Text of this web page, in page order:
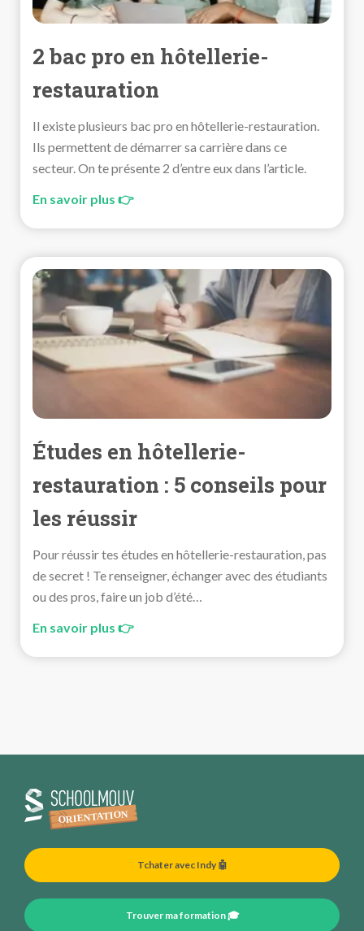
2 bac pro en hôtellerie-
restauration
Il existe plusieurs bac pro en hôtellerie-restauration.
Ils permettent de démarrer sa carrière dans ce
secteur. On te présente 2 d’entre eux dans l’article.
En savoir plus 👉
Études en hôtellerie-
restauration : 5 conseils pour
les réussir
Pour réussir tes études en hôtellerie-restauration, pas
de secret ! Te renseigner, échanger avec des étudiants
ou des pros, faire un job d’été…
En savoir plus 👉
Tchater avec Indy 🤖
Trouver ma formation 🎓